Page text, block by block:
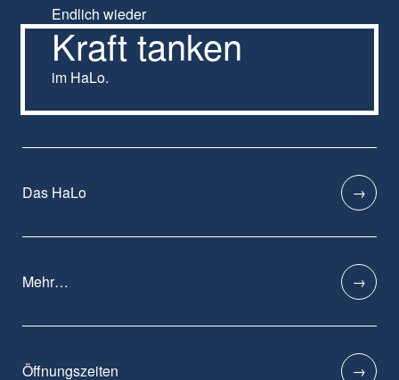
Endlich wieder
Kraft tanken
im HaLo.
Das HaLo
Mehr…
Öffnungszeiten